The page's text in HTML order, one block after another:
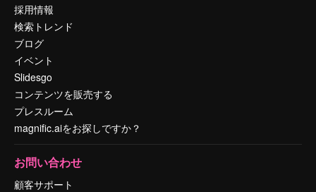
採用情報
検索トレンド
ブログ
イベント
Slidesgo
コンテンツを販売する
プレスルーム
magnific.aiをお探しですか？
お問い合わせ
顧客サポート